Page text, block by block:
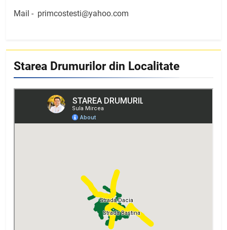
Mail - primcostesti@yahoo.com
Starea Drumurilor din Localitate